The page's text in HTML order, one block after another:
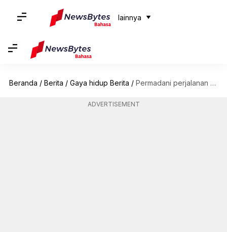
lainnya
Beranda / Berita / Gaya hidup Berita / Permadani perjalanan waktu: Novel sejarah fiksi ilmiah yang harus Anda baca
ADVERTISEMENT